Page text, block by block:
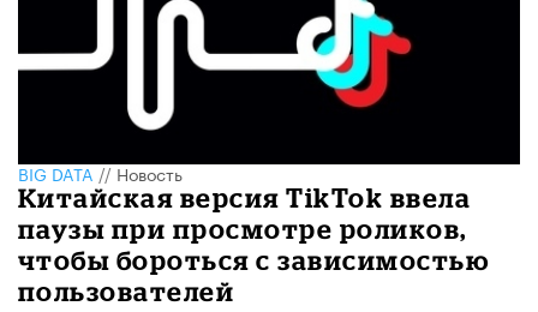
BIG DATA//Новость
Китайская версия TikTok ввела
паузы при просмотре роликов,
чтобы бороться с зависимостью
пользователей